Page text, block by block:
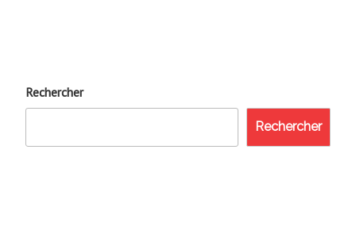
Rechercher
Rechercher